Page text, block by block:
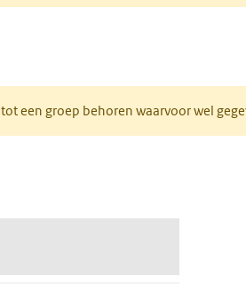
een groep behoren waarvoor wel